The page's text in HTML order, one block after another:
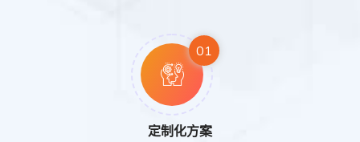
01
定制化方案